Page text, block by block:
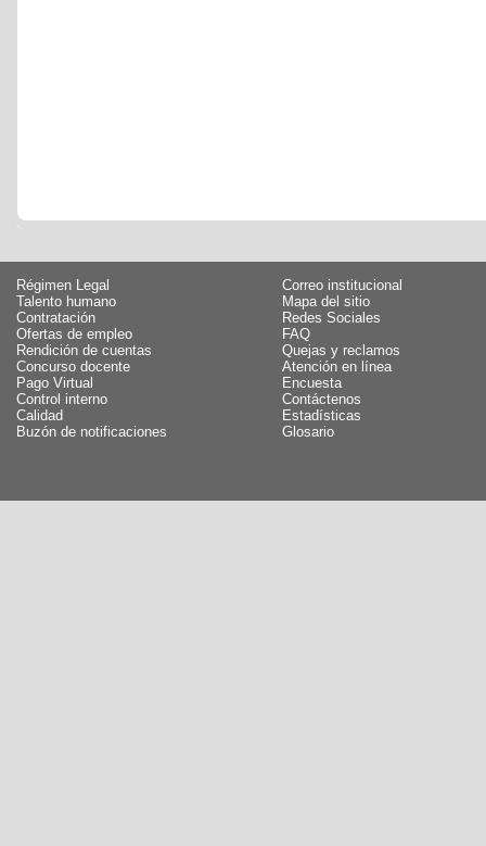
Régimen Legal
Talento humano
Contratación
Ofertas de empleo
Rendición de cuentas
Concurso docente
Pago Virtual
Control interno
Calidad
Buzón de notificaciones
Correo institucional
Mapa del sitio
Redes Sociales
FAQ
Quejas y reclamos
Atención en línea
Encuesta
Contáctenos
Estadísticas
Glosario